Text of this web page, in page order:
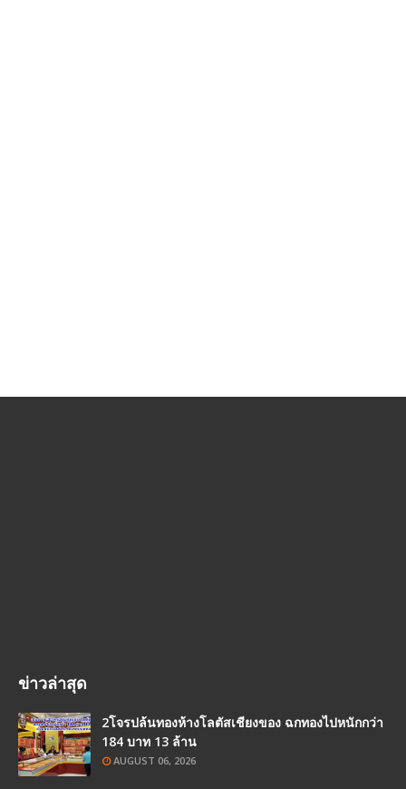
ข่าวล่าสุด
2โจรปล้นทองห้างโลตัสเชียงของ ฉกทองไปหนักกว่า
184 บาท 13 ล้าน
AUGUST 06, 2026